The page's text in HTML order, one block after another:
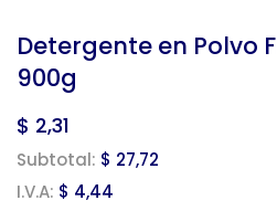
Detergente en Polvo
900g
$ 2,31
Subtotal: $ 27,72
I.V.A: $ 4,44